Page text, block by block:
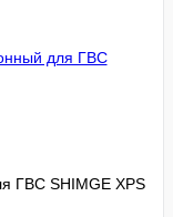
ГВС SHIMGE XPS